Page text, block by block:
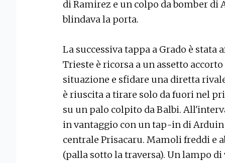
di Ramirez e un colpo da bomber
blindava la porta.
La successiva tappa a Grado è
Trieste è ricorsa a un assetto
situazione e sfidare una diretta
è riuscita a tirare solo da fuori nel
su un palo colpito da Balbi.
in vantaggio con un tap-in di
centrale Prisacaru. Mamoli freddi e
(palla sotto la traversa). Un lampo